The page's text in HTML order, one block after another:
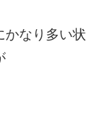
かなり多い状